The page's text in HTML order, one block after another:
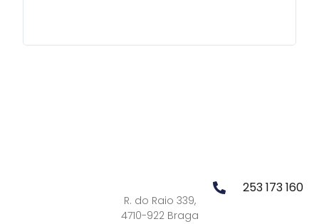
R. do Raio 339,
4710-922 Braga
253 173 160